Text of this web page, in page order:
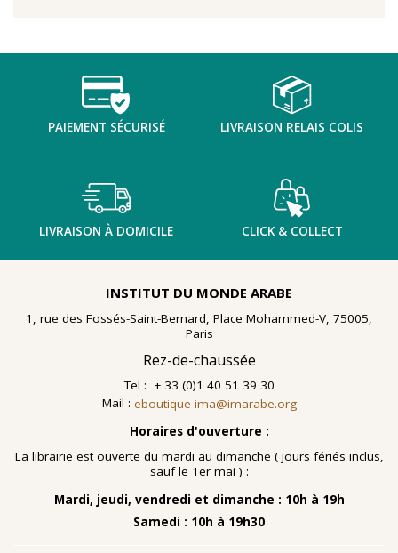
PAIEMENT SÉCURISÉ LIVRAISON RELAIS COLIS
LIVRAISON À DOMICILE CLICK & COLLECT
INSTITUT DU MONDE ARABE
1, rue des Fossés-Saint-Bernard, Place Mohammed-V, 75005,
Paris
Rez-de-chaussée
Tel : + 33 (0)1 40 51 39 30
Mail : eboutique-ima@imarabe.org
Horaires d'ouverture :
La librairie est ouverte du mardi au dimanche ( jours fériés inclus,
sauf le 1er mai ) :
Mardi, jeudi, vendredi et dimanche : 10h à 19h
Samedi : 10h à 19h30